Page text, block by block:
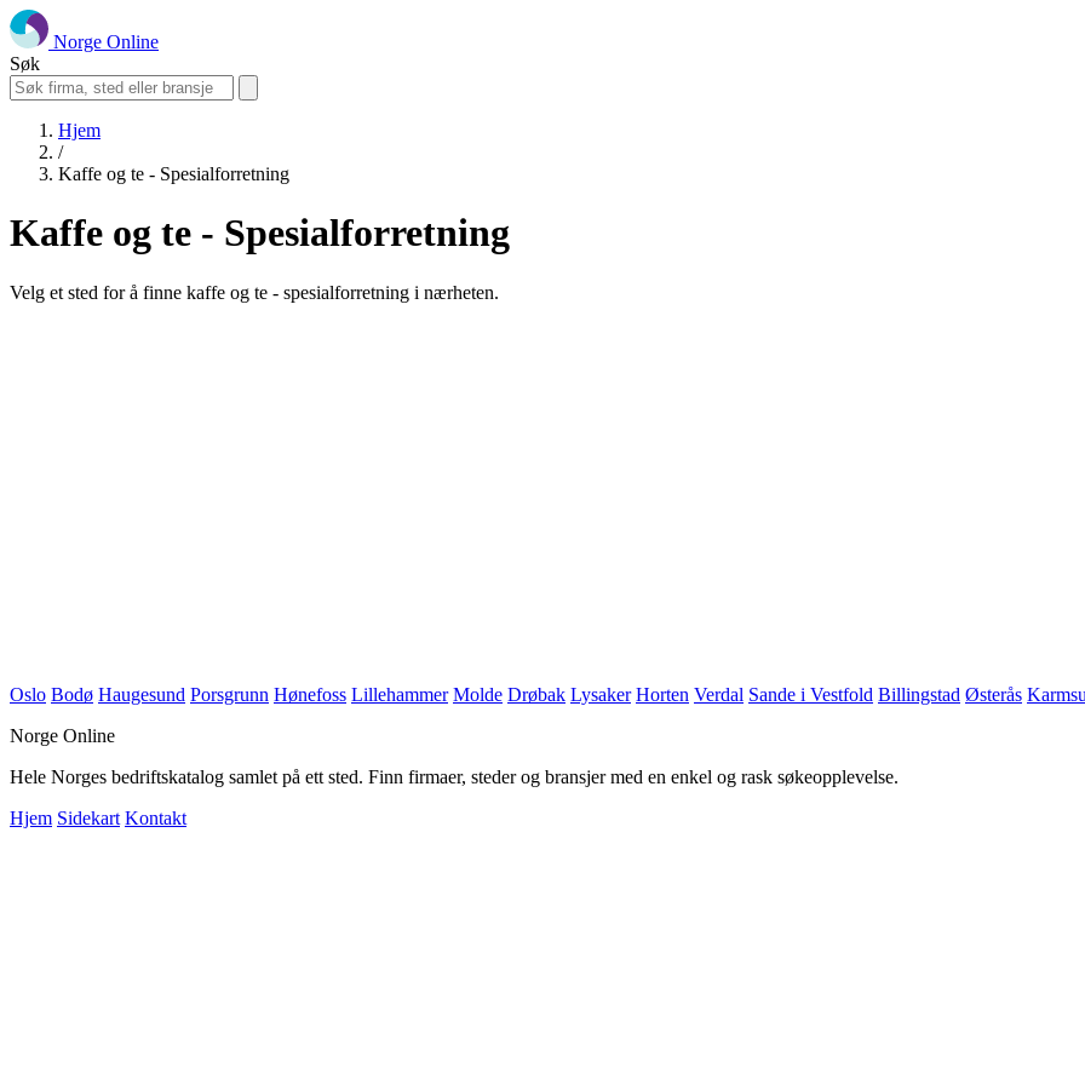
Norge Online
Søk
Hjem
/
Kaffe og te - Spesialforretning
Kaffe og te - Spesialforretning
Velg et sted for å finne kaffe og te - spesialforretning i nærheten.
Oslo Bodø Haugesund Porsgrunn Hønefoss Lillehammer Molde Drøbak Lysaker Horten Verdal Sande i Vestfold Billingstad Østerås
Norge Online
Hele Norges bedriftskatalog samlet på ett sted. Finn firmaer, steder og bransjer med en enkel og rask søkeopplevelse.
Hjem Sidekart Kontakt